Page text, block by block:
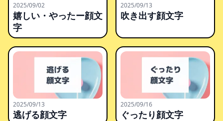
2025/09/02
嬉しい・やったー顔文
字
2025/09/13
吹き出す顔文字
2025/09/13
逃げる顔文字
2025/09/16
ぐったり顔文字